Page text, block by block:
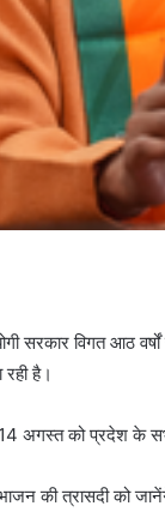
विगत आठ
है।
अगस्त को प्रदेश के
की त्रासदी को